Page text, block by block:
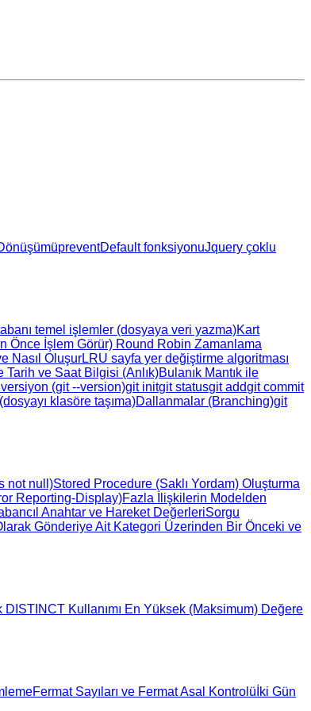
preventDefault fonksiyonuJquery çoklu
temel işlemler (dosyaya veri yazma)Kart
Önce İşlem Görür) Round Robin Zamanlama
Nasıl OluşurLRU sayfa yer değiştirme algoritması
Tarih ve Saat Bilgisi (Anlık)Bulanık Mantık ile
(git --version)git initgit statusgit addgit commit
klasöre taşıma)Dallanmalar (Branching)git
not null)Stored Procedure (Saklı Yordam) Oluşturma
Reporting-Display)Fazla İlişkilerin Modelden
Anahtar ve Hareket DeğerleriSorgu
Gönderiye Ait Kategori Üzerinden Bir Önceki ve
DISTINCT Kullanımı En Yüksek (Maksimum) Değere
Fermat Sayıları ve Fermat Asal Kontrolü İki Gün